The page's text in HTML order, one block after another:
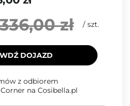
336,00 zł / szt.
DOJAZD
z odbiorem
na Cosibella.pl